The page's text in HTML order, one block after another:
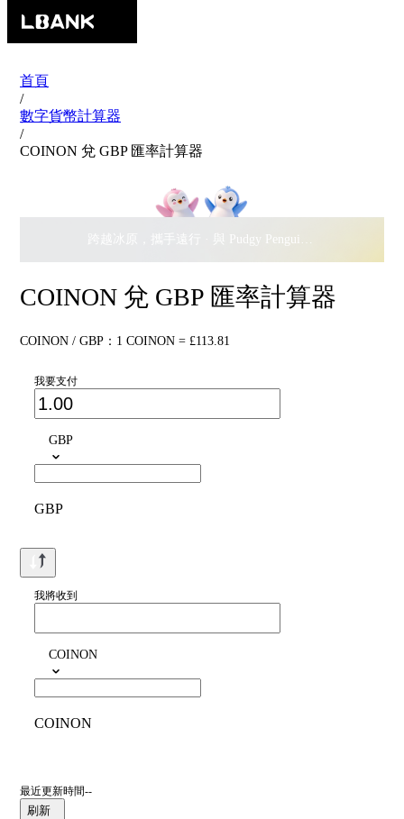
首頁
/
數字貨幣計算器
/
COINON 兌 GBP 匯率計算器
跨越冰原，攜手遠行 · 與 Pudgy Penguins 搖擺瓜分
COINON 兌 GBP 匯率計算器
COINON / GBP：1 COINON = £113.81
我要支付
GBP
GBP
我將收到
COINON
COINON
最近更新時間--
刷新